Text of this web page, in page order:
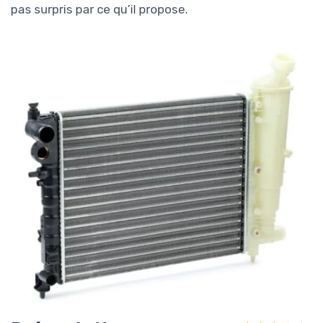
pas surpris par ce qu’il propose.